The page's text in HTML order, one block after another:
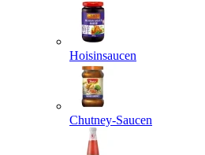
Hoisinsaucen
Chutney-Saucen